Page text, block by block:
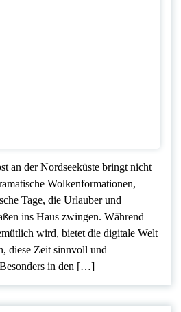
an der Nordseeküste bringt nicht
Wolkenformationen,
Tage, die Urlauber und
ins Haus zwingen. Während
wird, bietet die digitale Welt
diese Zeit sinnvoll und
in den […]